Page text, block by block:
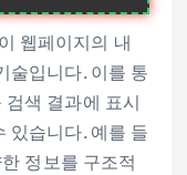
웹페이지의 내
술입니다. 이를 통
색 결과에 표시
있습니다. 예를 들
정보를 구조적